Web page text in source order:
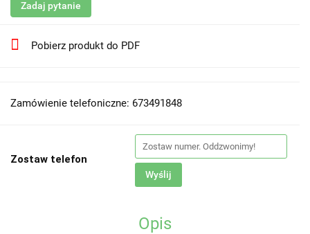
Zadaj pytanie
Pobierz produkt do PDF
Zamówienie telefoniczne: 673491848
Zostaw telefon
Wyślij
Opis